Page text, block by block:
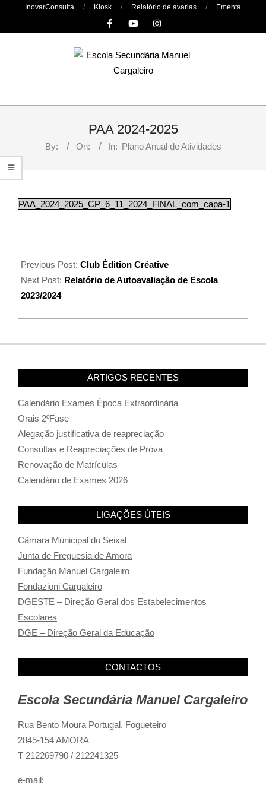
InovarConsulta Kiosk Relatório de avarias Ementa
Primary
PAA 2024-2025
By: On: In: Plano Anual de Atividades
PAA_2024_2025_CP_6_11_2024_FINAL_com_capa-1
Previous Post: Club Édition Créative
Next Post: Relatório de Autoavaliação de Escola
2023/2024
ARTIGOS RECENTES
Calendário Exames Época Extraordinária
Orais 2ºFase
Alegação justificativa de reapreciação
Consultas e Reapreciações de Prova
Renovação de Matrículas
Calendário de Exames 2026
LIGAÇÕES ÚTEIS
Câmara Municipal do Seixal
Junta de Freguesia de Amora
Fundação Manuel Cargaleiro
Fondazioni Cargaleiro
DGESTE – Direção Geral dos Estabelecimentos
Escolares
DGE – Direção Geral da Educação
CONTACTOS
Escola Secundária Manuel Cargaleiro
Rua Bento Moura Portugal, Fogueteiro
2845-154 AMORA
T 212269790 / 212241325
e-mail: